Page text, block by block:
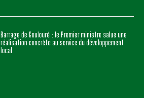
Barrage de Goulouré : le Premier ministre salue une
réalisation concrète au service du développement
local